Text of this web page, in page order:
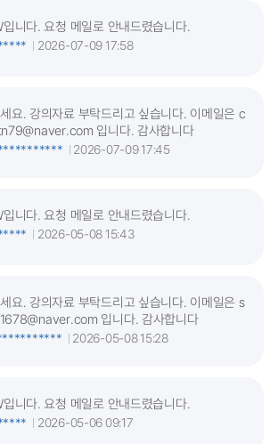
니다. 요청 메일로 안내드렸습니다.
2026-07-09 17:58
요. 강의자료 부탁드리고 싶습니다. 이메일은 c
입니다. 감사합니다
2026-07-09 17:45
니다. 요청 메일로 안내드렸습니다.
2026-05-08 15:43
요. 강의자료 부탁드리고 싶습니다. 이메일은 s
입니다. 감사합니다
2026-05-08 15:28
니다. 요청 메일로 안내드렸습니다.
2026-05-06 09:17